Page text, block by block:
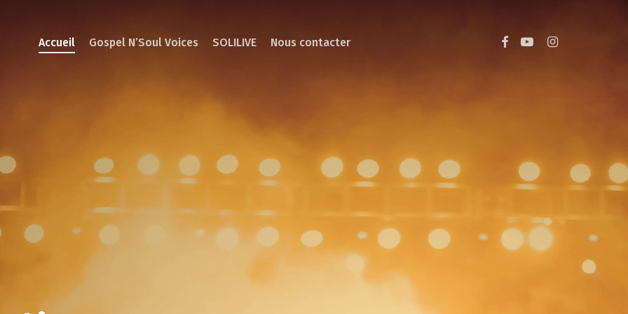
Accueil Gospel N’Soul Voices SOLILIVE Nous contacter facebookyoutubeinstagram